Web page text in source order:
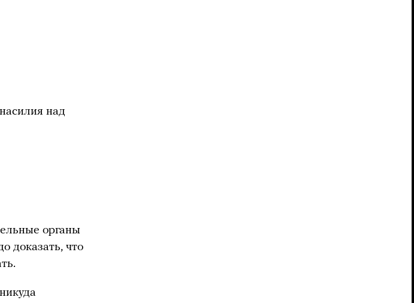
над
органы
доказать, что